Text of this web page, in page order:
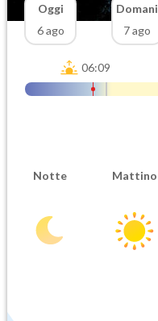
Oggi
6 ago
Domani
7 ago
06:09
Notte Mattino